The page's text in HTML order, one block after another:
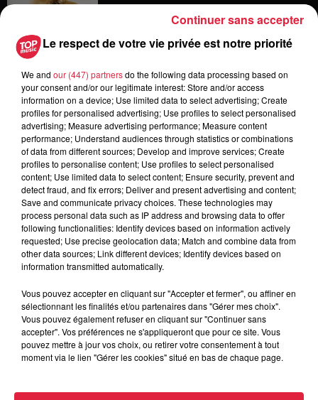
6 août 2026
Catherine Trautmann réagit
6 août 2026
Au zoo de Mulhouse : rencontre
avec les flamants rouges
Thierry du Domaine Wunsch et
Mann à Wettolsheim !
Thierry du Domaine Wunsch et Mann à
Le respect de votre vie privée est notre priorité
We and our (447) partnersdo the following data processing based on
your consent and/or our legitimate interest: Store and/or access
information on a device; Use limited data to select advertising; Create
profiles for personalised advertising; Use profiles to select personalised
advertising; Measure advertising performance; Measure content
performance; Understand audiences through statistics or combinations
of data from different sources; Develop and improve services; Create
profiles to personalise content; Use profiles to select personalised
content; Use limited data to select content; Ensure security, prevent and
detect fraud, and fix errors; Deliver and present advertising and content;
Save and communicate privacy choices. These technologies may
process personal data such as IP address and browsing data to offer
following functionalities: Identify devices based on information actively
requested; Use precise geolocation data; Match and combine data from
other data sources; Link different devices; Identify devices based on
information transmitted automatically.
Vous pouvez accepter en cliquant sur "Accepter et fermer", ou affiner en
sélectionnant les finalités et/ou partenaires dans "Gérer mes choix".
Vous pouvez également refuser en cliquant sur "Continuer sans
accepter". Vos préférences ne s'appliqueront que pour ce site. Vous
pouvez mettre à jour vos choix, ou retirer votre consentement à tout
moment via le lien "Gérer les cookies" situé en bas de chaque page.
Continuer sans accepter